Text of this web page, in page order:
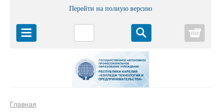
Перейти на полную версию
Главная